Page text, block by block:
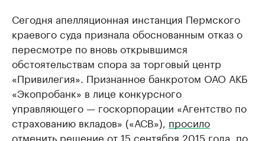
Сегодня апелляционная инстанция Пермского
краевого суда признала обоснованным отказ о
пересмотре по вновь открывшимся
обстоятельствам спора за торговый центр
«Привилегия». Признанное банкротом ОАО АКБ
«Экопробанк» в лице конкурсного
управляющего —​ госкорпорации «Агентство по
страхованию вкладов» («АСВ»), просило
отменить решение от 15 сентября 2015 года , по